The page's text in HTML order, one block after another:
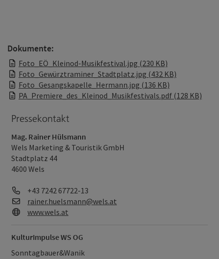
Dokumente:
Foto_EÖ_Kleinod-Musikfestival.jpg (230 KB)
Foto_Gewürztraminer_Stadtplatz.jpg (432 KB)
Foto_Gesangskapelle_Hermann.jpg (136 KB)
PA_Premiere_des_Kleinod_Musikfestivals.pdf (128 KB)
Pressekontakt
Mag. Rainer Hülsmann
Wels Marketing & Touristik GmbH
Stadtplatz 44
4600 Wels
Telefon
+43 7242 67722-13
E-Mail
rainer.huelsmann@wels.at
Web
www.wels.at
KulturImpulse WS OG
Sonntagbauer&Wanik